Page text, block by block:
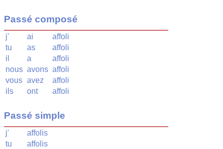
Passé composé
j' ai
affoli
tu
as
affoli
il
a
affoli
nous avons affoli
vous avez
affoli
ils
ont affoli
Passé simple
j'
affolis
tu
affolis